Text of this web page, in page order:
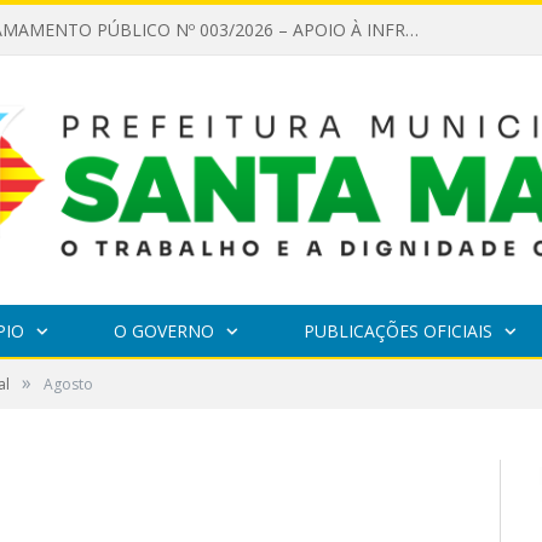
EDITAL DE CHAMAMENTO PÚBLICO Nº 003/2026 – APOIO À INFRAESTRUTURA CULTURAL
O GOVERNO PUBLICAÇÕES OFICIAIS
» Agosto